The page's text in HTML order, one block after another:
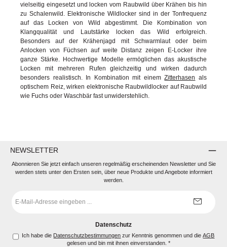
vielseitig eingesetzt und locken vom Raubwild über Krähen bis hin
zu Schalenwild. Elektronische Wildlocker sind in der Tonfrequenz
auf das Locken von Wild abgestimmt. Die Kombination von
Klangqualität und Lautstärke locken das Wild erfolgreich.
Besonders auf der Krähenjagd mit Schwarmlaut oder beim
Anlocken von Füchsen auf weite Distanz zeigen E-Locker ihre
ganze Stärke. Hochwertige Modelle ermöglichen das akustische
Locken mit mehreren Rufen gleichzeitig und wirken dadurch
besonders realistisch. In Kombination mit einemZitterhasen als
optischem Reiz, wirken elektronische Raubwildlocker auf Raubwild
wie Fuchs oder Waschbär fast unwiderstehlich.
NEWSLETTER
Abonnieren Sie jetzt einfach unseren regelmäßig erscheinenden Newsletter und Sie
werden stets unter den Ersten sein, über neue Produkte und Angebote informiert
werden.
Mail-
Datenschutz
Ich habe die Datenschutzbestimmungen zur Kenntnis genommen und dieAGB
gelesen und bin mit ihnen einverstanden. *